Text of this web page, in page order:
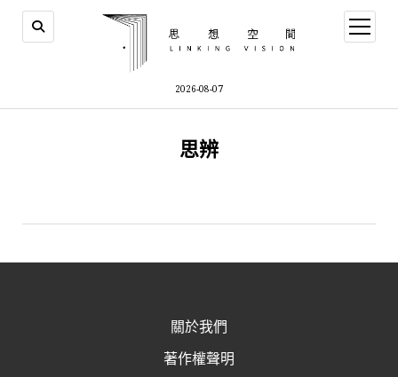
2026-08-07
open
menu
思辨
關於我們
著作權聲明